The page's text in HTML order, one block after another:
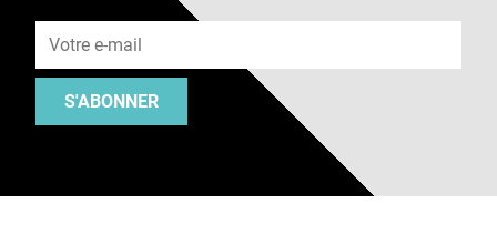
S'ABONNER